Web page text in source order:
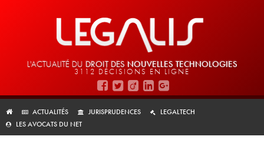
L'ACTUALITÉ DU DROIT DES NOUVELLES TECHNOLOGIES
3112 DÉCISIONS EN LIGNE
ACTUALITÉS JURISPRUDENCES
LEGALTECH
LES AVOCATS DU NET